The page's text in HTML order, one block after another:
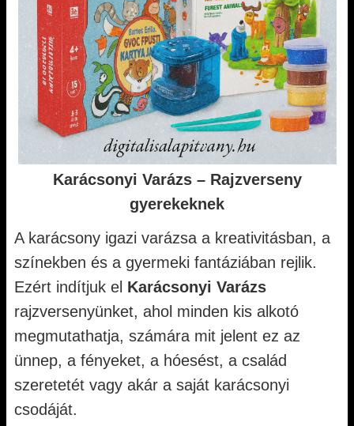
Karácsonyi Varázs – Rajzverseny
gyerekeknek
A karácsony igazi varázsa a kreativitásban, a
színekben és a gyermeki fantáziában rejlik.
Ezért indítjuk el Karácsonyi Varázs
rajzversenyünket, ahol minden kis alkotó
megmutathatja, számára mit jelent ez az
ünnep, a fényeket, a hóesést, a család
szeretetét vagy akár a saját karácsonyi
csodáját.